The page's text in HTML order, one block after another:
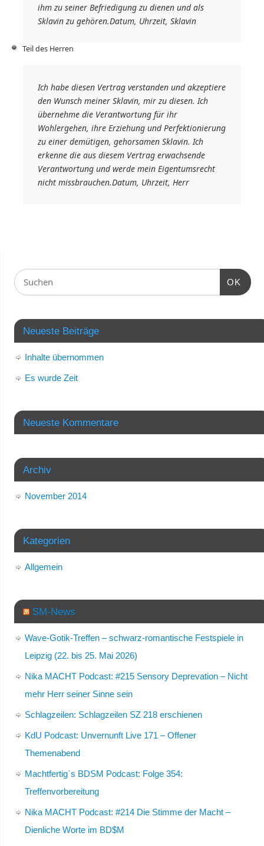
ihm zu seiner Befriedigung zu dienen und als
Sklavin zu gehören.Datum, Uhrzeit, Sklavin
Teil des Herren
Ich habe diesen Vertrag verstanden und akzeptiere
den Wunsch meiner Sklavin, mir zu diesen. Ich
übernehme die Verantwortung für ihr
Wohlergehen, ihre Erziehung und Perfektionierung
zu einer demütigen, gehorsamen Sklavin. Ich
erkenne die aus diesem Vertrag erwachsende
Verantwortung und werde mein Eigentumsrecht
nicht missbrauchen.Datum, Uhrzeit, Herr
OK
Neueste Beiträge
Inhalte übernommen
Es wurde Zeit
Neueste Kommentare
Archiv
November 2014
Kategorien
Allgemein
SM-News
Wave-Gotik-Treffen – schwarz-romantische Festspiele in
Leipzig (22. bis 25. Mai 2026)
Nika MACHT Podcast: #215 Sensory Deprevation – Nicht
mehr Herr seiner Sinne sein
Schlagzeilen: Schlagzeilen SZ 218 erschienen
KdU Podcast: Unvernunft Live 171 – Offener
Themenabend
Machtfertig`s BDSM Podcast: Folge 354:
Treffenvorbereitung
Nika MACHT Podcast: #214 Die Stimme der Macht –
Dienliche Worte im BD$M